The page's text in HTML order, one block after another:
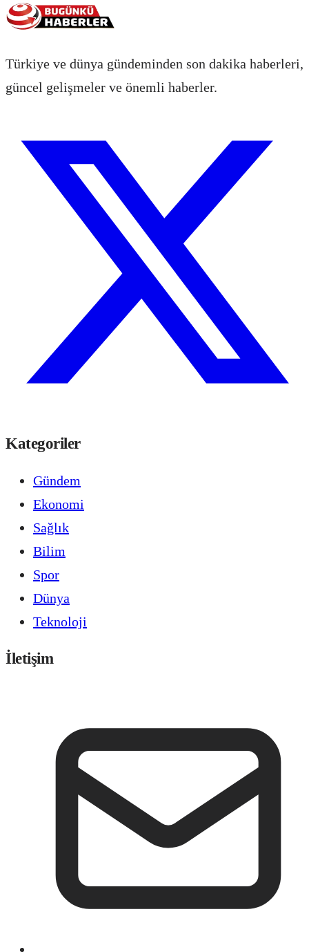
Türkiye ve dünya gündeminden son dakika haberleri,
güncel gelişmeler ve önemli haberler.
Kategoriler
Gündem
Ekonomi
Sağlık
Bilim
Spor
Dünya
Teknoloji
İletişim